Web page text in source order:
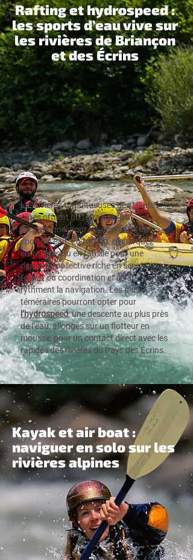
Rafting et hydrospeed :
les sports d’eau vive sur
les rivières de Briançon
et des Écrins
Les rivières tumultueuses des Hautes-
Alpes offrent un terrain de jeu
exceptionnel pour les amateurs de
sports d’eau.Enrafting, embarquez
entre amis ou en famille pour une
descente collective riche en sensations
fortes, où coordination et éclats de rire
rythment la navigation. Les plus
téméraires pourront opter pour
l’hydrospeed, une descente au plus près
de l’eau, allongés sur un flotteur en
mousse, pour un contact direct avec les
rapides des rivières du Pays des Écrins.
Kayak et air boat :
naviguer en solo sur les
rivières alpines